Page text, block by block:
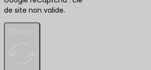
de site non valide.